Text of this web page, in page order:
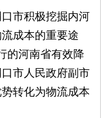
市积极挖掘内河
成本的重要途
的河南省有效降
市人民政府副市
转化为物流成本